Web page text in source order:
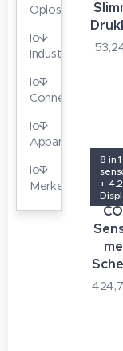
Oplossingen
IoT
Industrieel
IoT
Connectiviteit
IoT
Apparaten
IoT
Merken
8 in 1
+